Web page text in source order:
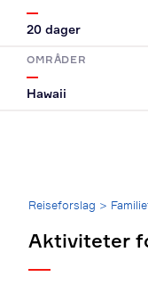
20 dager
OMRÅDER
Hawaii
Reiseforslag >
Aktiviteter